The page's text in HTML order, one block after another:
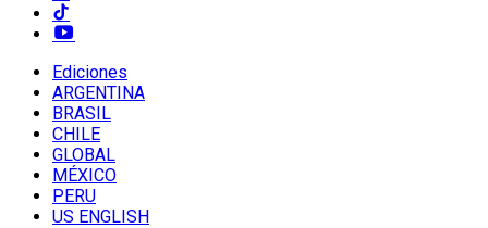
Ediciones
ARGENTINA
BRASIL
CHILE
GLOBAL
MÉXICO
PERU
US ENGLISH